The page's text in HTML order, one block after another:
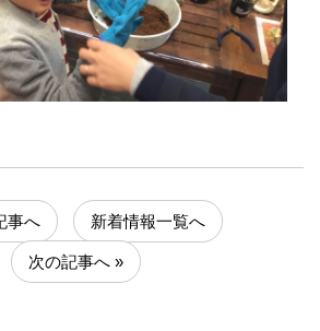
事へ 新着情報一覧へ
次の記事へ »